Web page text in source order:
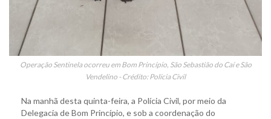
Operação Sentinela ocorreu em Bom Princípio, São Sebastião do Caí e São
Vendelino - Crédito: Polícia Civil
Na manhã desta quinta-feira, a Polícia Civil, por meio da
Delegacia de Bom Princípio, e sob a coordenação do